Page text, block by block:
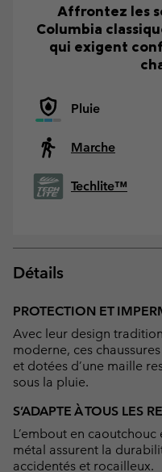
Affrontez les
Columbia
qui exigent
Pluie
Marche
Techlite™
Détails
PROTECTION ET
Avec leur design
moderne, ces
et dotées d’une maille
sous la pluie.
S’ADAPTE À TOUS LES
L’embout en
métal assurent la
accidentés et rocailleux.